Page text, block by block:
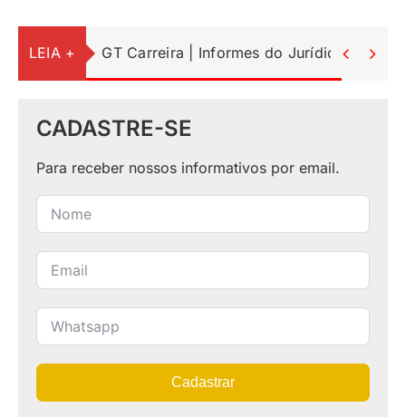
LEIA + GT Carreira | Informes do Jurídico 
CADASTRE-SE
Para receber nossos informativos por email.
Cadastrar